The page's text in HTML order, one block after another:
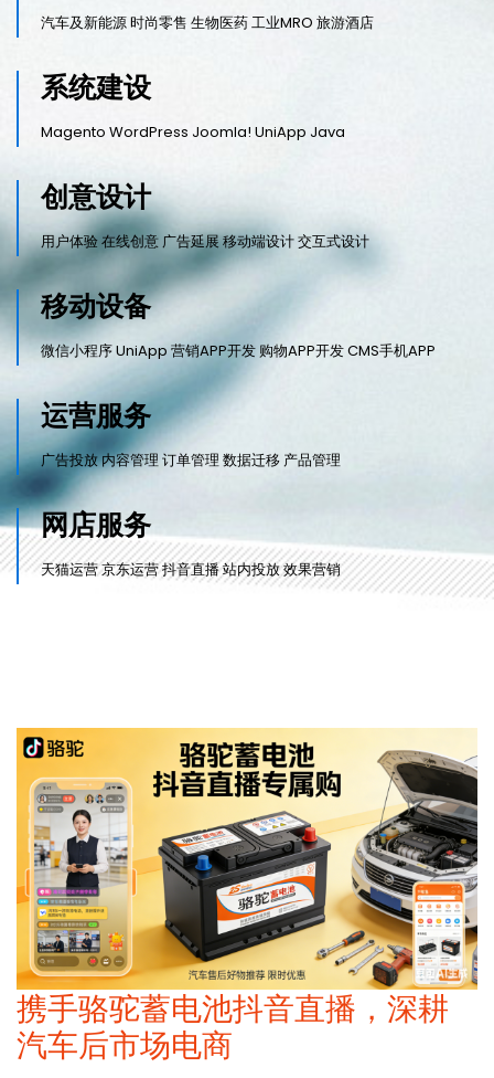
汽车及新能源 时尚零售 生物医药 工业MRO 旅游酒店
系统建设
Magento WordPress Joomla! UniApp Java
创意设计
用户体验 在线创意 广告延展 移动端设计 交互式设计
移动设备
微信小程序 UniApp 营销APP开发 购物APP开发 CMS手机APP
运营服务
广告投放 内容管理 订单管理 数据迁移 产品管理
网店服务
天猫运营 京东运营 抖音直播 站内投放 效果营销
携手骆驼蓄电池抖音直播，深耕
汽车后市场电商